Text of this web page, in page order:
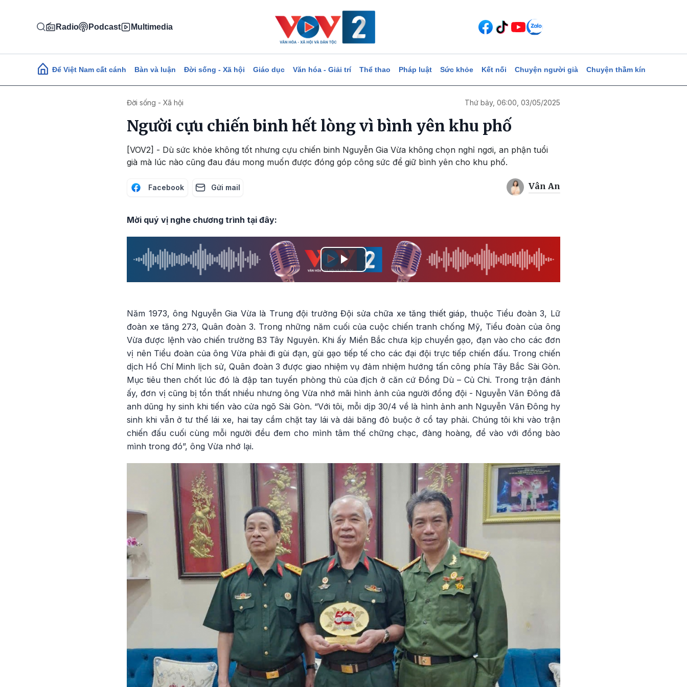
Radio Podcast Multimedia
Main navigation
Để Việt Nam cất cánh Bàn và luận Đời sống - Xã hội Giáo dục Văn hóa - Giải trí Thể thao Pháp luật Sức khỏe Kết nối Chuyện người già Chuyện thầm kín
Đời sống - Xã hội Thứ bảy, 06:00, 03/05/2025
Người cựu chiến binh hết lòng vì bình yên khu phố
[VOV2] - Dù sức khỏe không tốt nhưng cựu chiến binh Nguyễn Gia Vừa không chọn nghỉ ngơi, an phận tuổi
già mà lúc nào cũng đau đáu mong muốn được đóng góp công sức để giữ bình yên cho khu phố.
Facebook Gửi mail Vân An
Mời quý vị nghe chương trình tại đây:
Play
Năm 1973, ông Nguyễn Gia Vừa là Trung đội trưởng Đội sửa chữa xe tăng thiết giáp, thuộc Tiểu đoàn 3, Lữ
đoàn xe tăng 273, Quân đoàn 3. Trong những năm cuối của cuộc chiến tranh chống Mỹ, Tiểu đoàn của ông
Vừa được lệnh vào chiến trường B3 Tây Nguyên. Khi ấy Miền Bắc chưa kịp chuyển gạo, đạn vào cho các đơn
vị nên Tiểu đoàn của ông Vừa phải đi gùi đạn, gùi gạo tiếp tế cho các đại đội trực tiếp chiến đấu. Trong chiến
dịch Hồ Chí Minh lịch sử, Quân đoàn 3 được giao nhiệm vụ đảm nhiệm hướng tấn công phía Tây Bắc Sài Gòn.
Mục tiêu then chốt lúc đó là đập tan tuyến phòng thủ của địch ở căn cứ Đồng Dù – Củ Chi. Trong trận đánh
ấy, đơn vị cũng bị tổn thất nhiều nhưng ông Vừa nhớ mãi hình ảnh của người đồng đội - Nguyễn Văn Đông đã
anh dũng hy sinh khi tiến vào cửa ngõ Sài Gòn. “Với tôi, mỗi dịp 30/4 về là hình ảnh anh Nguyễn Văn Đông hy
sinh khi vẫn ở tư thế lái xe, hai tay cầm chặt tay lái và dải băng đỏ buộc ở cổ tay phải. Chúng tôi khi vào trận
chiến đấu cuối cùng mỗi người đều đem cho mình tâm thế chững chạc, đàng hoàng, để vào với đồng bào
mình trong đó”, ông Vừa nhớ lại.